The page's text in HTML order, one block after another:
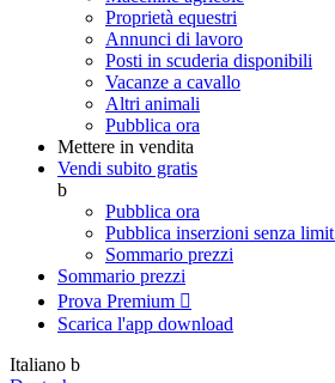
Proprietà equestri
Annunci di lavoro
Posti in scuderia disponibili
Vacanze a cavallo
Altri animali
Pubblica ora
Mettere in vendita
Vendi subito gratis
b
Pubblica ora
Pubblica inserzioni senza limit
Sommario prezzi
Sommario prezzi
Prova Premium 
Scarica l'app download
Italiano b